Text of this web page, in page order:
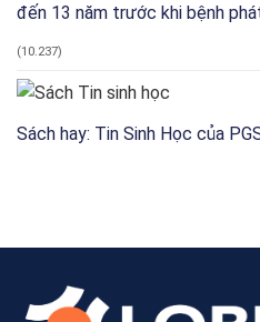
đến 13 năm trước khi bệnh
(10.237)
Sách hay: Tin Sinh Học của